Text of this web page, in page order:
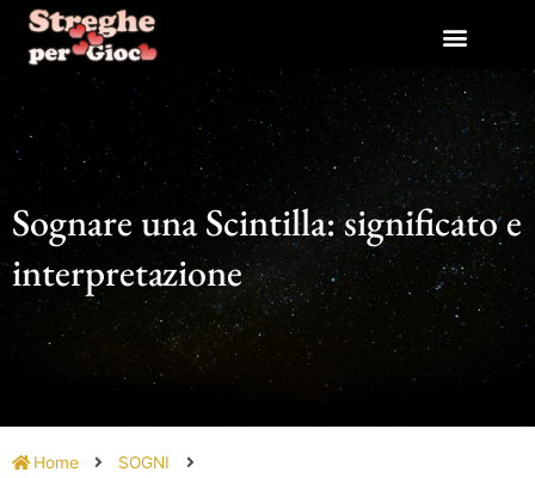
contenuto
Sognare una Scintilla: significato e
interpretazione
Home
SOGNI